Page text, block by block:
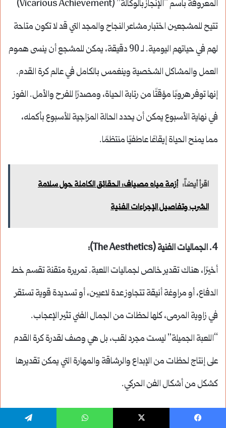
المعروفة باسم “الإنجاز بالوكالة” (Vicarious Achievement)
تتيح للمشجعين اختبار مشاعر النجاح والمجد التي قد لا تكون متاحة
لهم في حياتهم اليومية. لـ 90 دقيقة، يمكن للمشجع أن ينسى هموم
العمل والمشاكل الشخصية وينغمس بالكامل في عالم كرة القدم.
إنها توفر هروبًا مؤقتًا من رتابة الحياة، ومصدرًا للفرح والأمل. الفوز
في نهاية الأسبوع يمكن أن يحدد الحالة المزاجية للأسبوع بأكمله،
مما يمنح الحياة إيقاعًا عاطفيًا منتظمًا.
اقرأ أيضاً: أزمة مياه مصياف: الحقائق الكاملة حول سلامة
الشرب وتفاصيل الإجراءات الفنية
4. الجماليات الفنية(The Aesthetics):
أخيرًا، هناك تقدير خالص لجماليات اللعبة. تمريرة متقنة تقسم خط
الدفاع، أو مراوغة أنيقة تتجاوز عدة لاعبين، أو تسديدة قوية تستقر
في زاوية المرمى، كلها لحظات من الجمال الفني تثير الإعجاب.
“اللعبة الجميلة” ليست مجرد لقب، بل هي وصف لقدرة كرة القدم
على إنتاج لحظات من الإبداع والرشاقة والمهارة التي يمكن تقديرها
كشكل من أشكال الفن الحركي.